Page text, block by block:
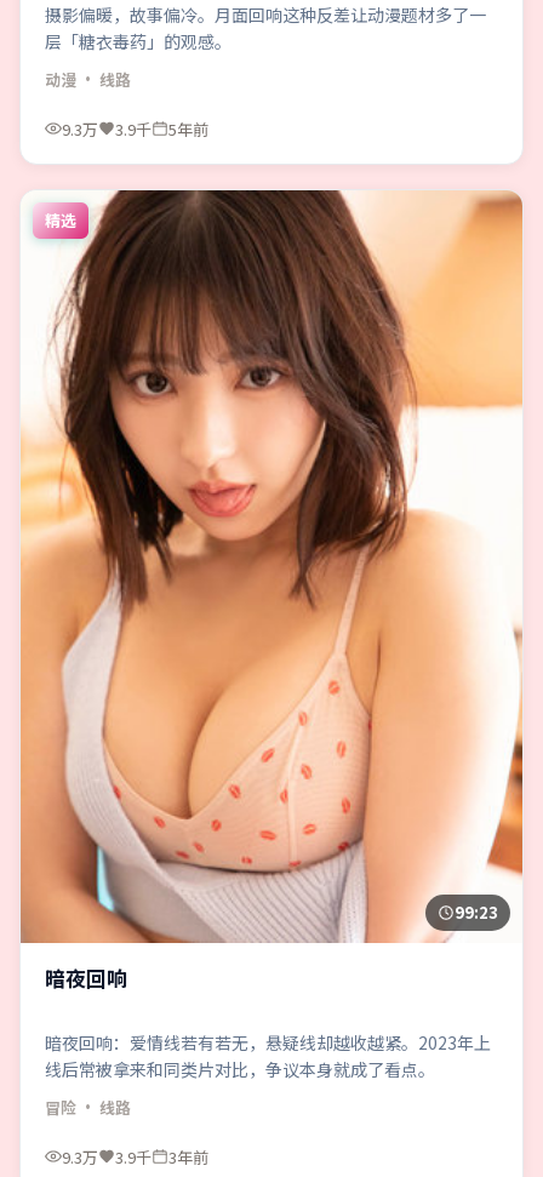
摄影偏暖，故事偏冷。月面回响这种反差让动漫题材多了一
层「糖衣毒药」的观感。
动漫 · 线路
9.3万 3.9千 5年前
精选
99:23
暗夜回响
暗夜回响：爱情线若有若无，悬疑线却越收越紧。2023年上
线后常被拿来和同类片对比，争议本身就成了看点。
冒险 · 线路
9.3万 3.9千 3年前